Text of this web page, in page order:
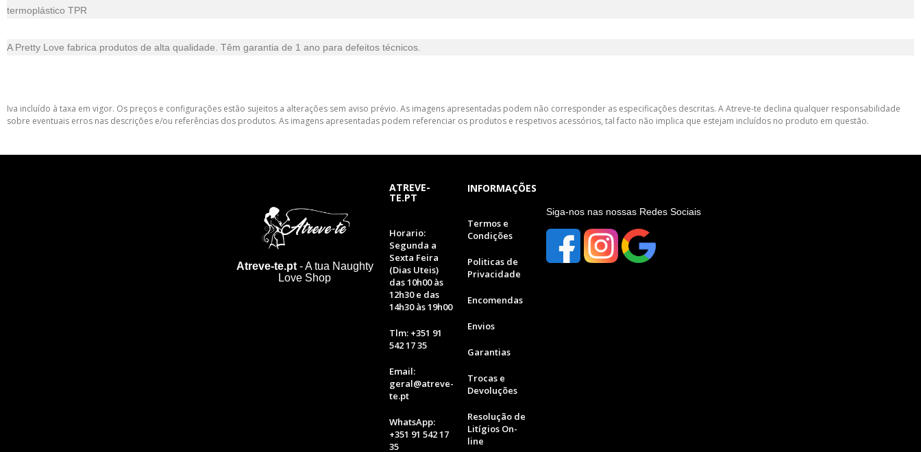
termoplástico TPR
A Pretty Love fabrica produtos de alta qualidade. Têm garantia de 1 ano para defeitos técnicos.
Iva incluído à taxa em vigor. Os preços e configurações estão sujeitos a alterações sem aviso prévio. As imagens apresentadas podem não corresponder as especificações descritas. A Atreve-te declina qualquer responsabilidade
sobre eventuais erros nas descrições e/ou referências dos produtos. As imagens apresentadas podem referenciar os produtos e respetivos acessórios, tal facto não implica que estejam incluídos no produto em questão.
Atreve-te.pt- A tua Naughty
Love Shop
ATREVE-
TE.PT
Horario:
Segunda a
Sexta Feira
(Dias Uteis)
das 10h00 às
12h30 e das
14h30 às 19h00
Tlm: +351 91
542 17 35
Email:
geral@atreve-
te.pt
WhatsApp:
+351 91 542 17
35
INFORMAÇÕES
Termos e
Condições
Politicas de
Privacidade
Encomendas
Envios
Garantias
Trocas e
Devoluções
Resolução de
Litígios On-
line
Siga-nos nas nossas Redes Sociais